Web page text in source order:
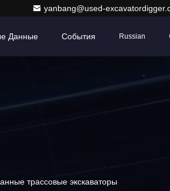
yanbang@used-
Данные События Russian
трассовые экскаваторы